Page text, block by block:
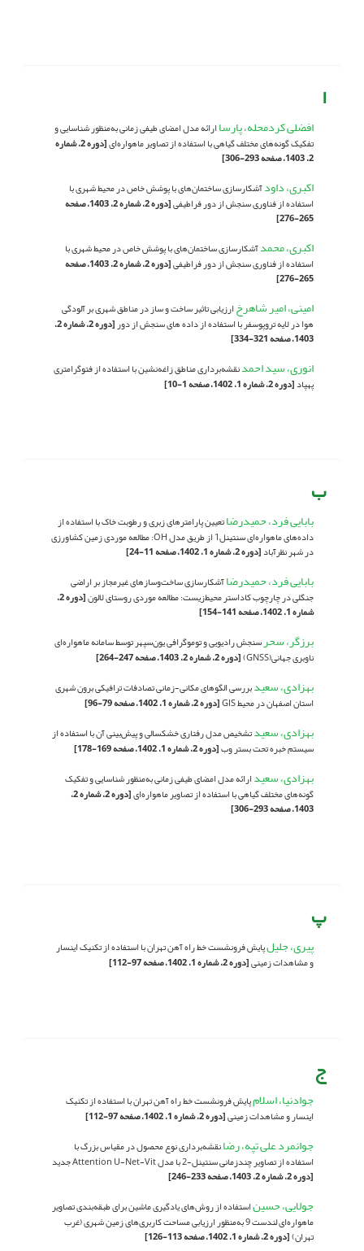
ا
افضلی کردمحله، پارساارائه مدل امضای طیفی زمانی به‌منظور شناسایی و
تفکیک گونه‌های مختلف گیاهی با استفاده از تصاویر ماهواره‌ای
[دوره 2، شماره
2، 1403، صفحه 293-306]
اکبری، داودآشکارسازی ساختمان‌های با پوشش خاص در محیط شهری با
استفاده از فناوری سنجش از دور فراطیفی
[دوره 2، شماره 2، 1403، صفحه
265-276]
اکبری، محمدآشکارسازی ساختمان‌های با پوشش خاص در محیط شهری با
استفاده از فناوری سنجش از دور فراطیفی
[دوره 2، شماره 2، 1403، صفحه
265-276]
امینی، امیر شاهرخارزیابی تاثیر ساخت و ساز در مناطق شهری بر آلودگی
هوا در لایه تروپوسفر با استفاده از داده های سنجش از دور
[دوره 2، شماره 2،
1403، صفحه 321-334]
انوری، سید احمدنقشه‌برداری مناطق زاغه‌نشین با استفاده از فتوگرامتری
پهپاد[دوره 2، شماره 1، 1402، صفحه 1-10]
ب
بابایی فرد، حمیدرضاتعیین پارامترهای زبری و رطوبت خاک با استفاده از
داده‌های ماهواره‌ای سنتینل1 از طریق مدل OH: مطالعه موردی زمین کشاورزی
در شهر نظرآباد[دوره 2، شماره 1، 1402، صفحه 11-24]
بابایی فرد، حمیدرضاآشکارسازی ساخت‌‌و‌سازهای غیرمجاز بر اراضی
جنگلی در چارچوب کاداستر محیط‌زیست: مطالعه موردی روستای لالون
[دوره 2،
شماره 1، 1402، صفحه 141-154]
برزگر، سحرسنجش رادیویی و توموگرافی یون‌سپهر توسط سامانه ماهواره‌ای
ناوبری جهانی(GNSS)
[دوره 2، شماره 2، 1403، صفحه 247-264]
بهزادی، سعیدبررسی الگوهای مکانی-زمانی تصادفات ترافیکی برون شهری
استان اصفهان در محیط GIS
[دوره 2، شماره 1، 1402، صفحه 79-96]
بهزادی، سعیدتشخیص مدل رفتاری خشکسالی و پیش‌بینی آن با استفاده از
سیستم خبره تحت بستر وب[دوره 2، شماره 1، 1402، صفحه 169-178]
بهزادی، سعیدارائه مدل امضای طیفی زمانی به‌منظور شناسایی و تفکیک
گونه‌های مختلف گیاهی با استفاده از تصاویر ماهواره‌ای
[دوره 2، شماره 2،
1403، صفحه 293-306]
پ
پیری، جلیلپایش فرونشست خط ‌راه آهن تهران با استفاده از تکنیک اینسار
و مشاهدات زمینی[دوره 2، شماره 1، 1402، صفحه 97-112]
ج
جوادنیا، اسلامپایش فرونشست خط ‌راه آهن تهران با استفاده از تکنیک
اینسار و مشاهدات زمینی[دوره 2، شماره 1، 1402، صفحه 97-112]
جوانمرد علی تپه، رضانقشه‌برداری نوع محصول در مقیاس بزرگ با
استفاده از تصاویر چند‌زمانی سنتینل-2 با مدل Attention U-Net-Vit جدید
[دوره 2، شماره 2، 1403، صفحه 233-246]
جولایی، حسیناستفاده از روش‌های یادگیری ماشین برای طبقه‌بندی تصاویر
ماهواره‌ای لندست 9 به‌منظور ارزیابی مساحت کاربری‌های زمین شهری (غرب
تهران)[دوره 2، شماره 1، 1402، صفحه 113-126]